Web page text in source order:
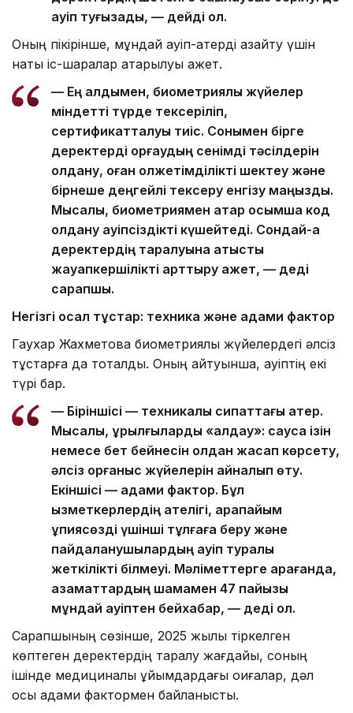
қауіп туғызады, — дейді ол.
Оның пікірінше, мұндай қауіп-қатерді азайту үшін
нақты іс-шаралар атқарылуы қажет.
— Ең алдымен, биометриялық жүйелер
міндетті түрде тексеріліп,
сертификатталуы тиіс. Сонымен бірге
деректерді қорғаудың сенімді тәсілдерін
қолдану, оған қолжетімділікті шектеу және
бірнеше деңгейлі тексеру енгізу маңызды.
Мысалы, биометриямен қатар қосымша код
қолдану қауіпсіздікті күшейтеді. Сондай-ақ
деректердің таралуына қатысты
жауапкершілікті арттыру қажет, — деді
сарапшы.
Негізгі осал тұстар: техника және адами фактор
Гаухар Жахметова биометриялық жүйелердегі әлсіз
тұстарға да тоқталды. Оның айтуынша, қауіптің екі
түрі бар.
— Біріншісі — техникалық сипаттағы қатер.
Мысалы, құрылғыларды «алдау»: саусақ ізін
немесе бет бейнесін қолдан жасап көрсету,
әлсіз қорғаныс жүйелерін айналып өту.
Екіншісі — адами фактор. Бұл
қызметкерлердің қателігі, қарапайым
құпиясөзді үшінші тұлғаға беру және
пайдаланушылардың қауіп туралы
жеткілікті білмеуі. Мәліметтерге қарағанда,
азаматтардың шамамен 47 пайызы
мұндай қауіптен бейхабар, — деді ол.
Сарапшының сөзінше, 2025 жылы тіркелген
көптеген деректердің таралу жағдайы, соның
ішінде медициналық ұйымдардағы оқиғалар, дәл
осы адами фактормен байланысты.